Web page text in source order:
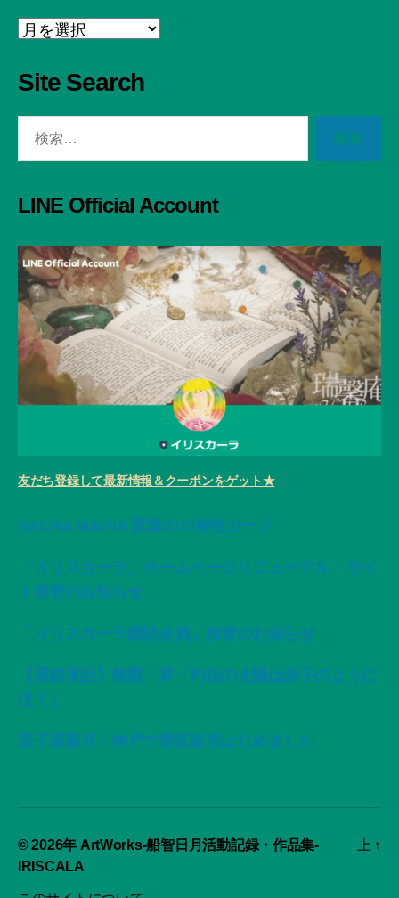
Archive
Site Search
LINE Official Account
友だち登録して最新情報＆クーポンをゲット★
SACRA MAGIA 変容の72神性カード
「イリスカーラ」ホームページリニューアル・サイ
ト移管のお知らせ
「イリスカーラ購読会員」移管のお知らせ
【星紡夜話】無限・昇「灼位の太陽は赤子のように
泣く」
双子座新月・神戸で委託販売はじめました
© 2026年 ArtWorks-船智日月活動記録・作品集-
IRISCALA
上 ↑